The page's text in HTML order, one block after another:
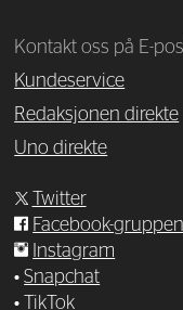
Kontakt oss på E-
Kundeservice
Redaksjonen direkte
Uno direkte
Twitter
Facebook-gruppen
Instagram
•Snapchat
•
TikTok